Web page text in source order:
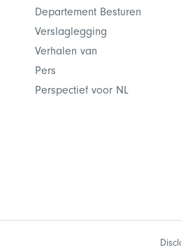
Departement Besturen
Verslaglegging
Verhalen van
Pers
Perspectief voor NL